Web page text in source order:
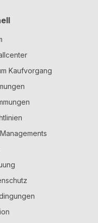
Kaufvorgang